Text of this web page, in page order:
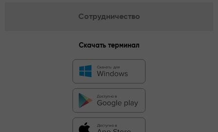
Сотрудничество
Скачать терминал